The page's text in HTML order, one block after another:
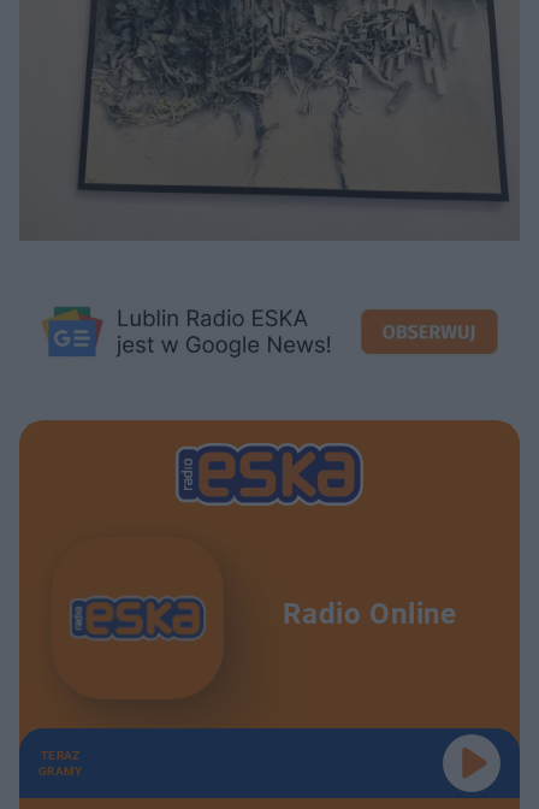
Radio Online
TERAZ
GRAMY